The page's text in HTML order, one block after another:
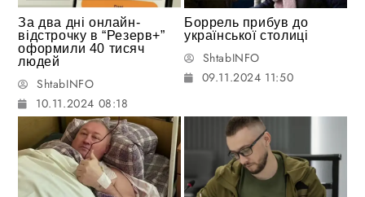
За два дні онлайн-
відстрочку в “Резерв+”
оформили 40 тисяч
людей
ShtabINFO
10.11.2024 08:18
Боррель прибув до
української столиці
ShtabINFO
09.11.2024 11:50